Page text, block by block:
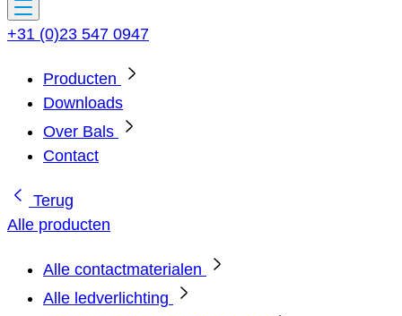
+31 (0)23 547 0947
Producten
Downloads
Over Bals
Contact
Terug
Alle producten
Alle contactmaterialen
Alle ledverlichting